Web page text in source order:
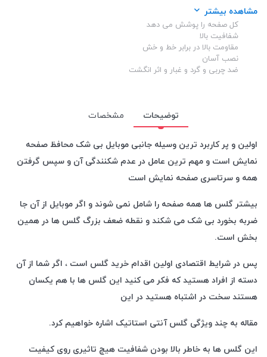
رنگ دور گلس:مشکی
مدل:اسپرت
ساختار:شفاف
اصالت محصول: اوجینال
مشاهده بیشتر
کل صفحه را پوشش می دهد
شفافیت بالا
مقاومت بالا در برابر خط و خش
نصب آسان
ضد چربی و گرد و غبار و اثر انگشت
توضیحات
مشخصات
اولین و پر کاربرد ترین وسیله جانبی موبایل بی شک محافظ صفحه
نمایش است و مهم ترین عامل در عدم شکنندگی آن و سپس گرفتن
همه و سرتاسری صفحه نمایش است
بیشتر گلس ها همه صفحه را شامل نمی شوند و اگر موبایل از آن جا
ضربه بخورد بی شک می شکند و نقطه ضعف بزرگ گلس ها در همین
بخش است.
پس در شرایط اقتصادی اولین اقدام خرید گلس است ، اگر شما از آن
دسته از افراد هستید که فکر می کنید این گلس ها با هم یکسان
هستند سخت در اشتباه هستید در این
مقاله به چند ویژگی گلس آنتی استاتیک اشاره خواهیم کرد.
این گلس ها به خاطر بالا بودن شفافیت هیچ تاثیری روی کیفیت